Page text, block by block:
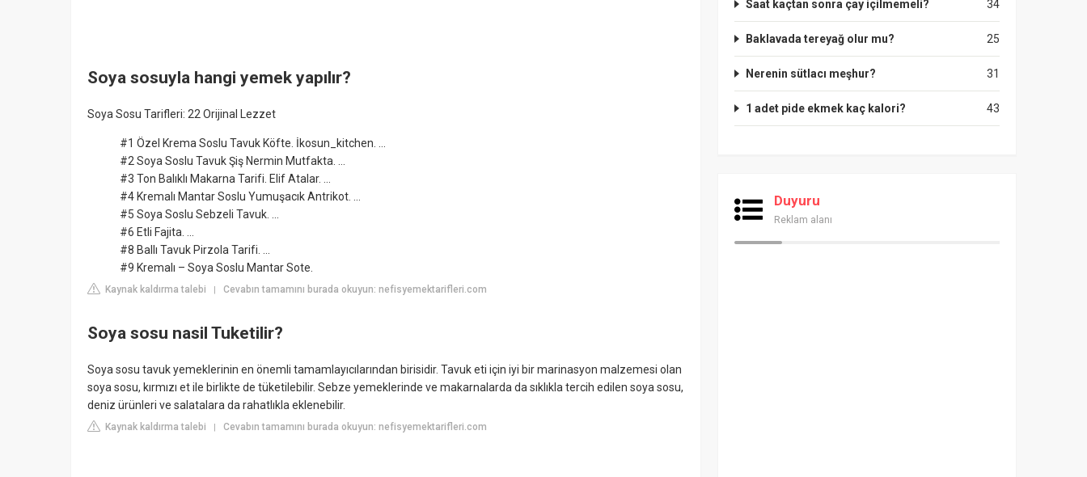
Soya sosuyla hangi yemek yapılır?
Soya Sosu Tarifleri: 22 Orijinal Lezzet
#1 Özel Krema Soslu Tavuk Köfte. İkosun_kitchen. ...
#2 Soya Soslu Tavuk Şiş Nermin Mutfakta. ...
#3 Ton Balıklı Makarna Tarifi. Elif Atalar. ...
#4 Kremalı Mantar Soslu Yumuşacık Antrikot. ...
#5 Soya Soslu Sebzeli Tavuk. ...
#6 Etli Fajita. ...
#8 Ballı Tavuk Pirzola Tarifi. ...
#9 Kremalı – Soya Soslu Mantar Sote.
Kaynak kaldırma talebi Cevabın tamamını burada okuyun: nefisyemektarifleri.com
Soya sosu nasil Tuketilir?
Soya sosu tavuk yemeklerinin en önemli tamamlayıcılarından birisidir. Tavuk eti için iyi bir marinasyon malzemesi olan
soya sosu, kırmızı et ile birlikte de tüketilebilir. Sebze yemeklerinde ve makarnalarda da sıklıkla tercih edilen soya sosu,
deniz ürünleri ve salatalara da rahatlıkla eklenebilir.
Kaynak kaldırma talebi Cevabın tamamını burada okuyun: nefisyemektarifleri.com
34
Saat kaçtan sonra çay içilmemeli?
25
Baklavada tereyağ olur mu?
31
Nerenin sütlacı meşhur?
43
1 adet pide ekmek kaç kalori?
Duyuru
Reklam alanı